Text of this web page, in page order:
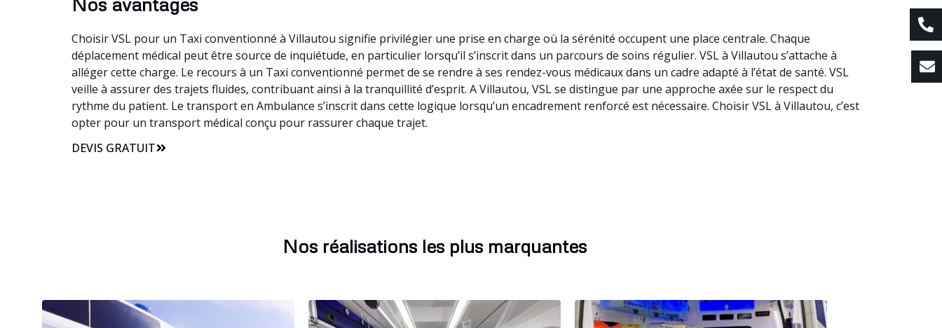
Choisir VSL pour un Taxi conventionné à Villautou signifie privilégier une prise en charge où la sérénité occupent une place centrale. Chaque
déplacement médical peut être source de inquiétude, en particulier lorsqu’il s’inscrit dans un parcours de soins régulier. VSL à Villautou s’attache à
alléger cette charge. Le recours à un Taxi conventionné permet de se rendre à ses rendez-vous médicaux dans un cadre adapté à l’état de santé. VSL
veille à assurer des trajets fluides, contribuant ainsi à la tranquillité d’esprit. A Villautou, VSL se distingue par une approche axée sur le respect du
rythme du patient. Le transport en Ambulance s’inscrit dans cette logique lorsqu’un encadrement renforcé est nécessaire. Choisir VSL à Villautou, c’est
opter pour un transport médical conçu pour rassurer chaque trajet.
DEVIS GRATUIT
Nos réalisations les plus marquantes